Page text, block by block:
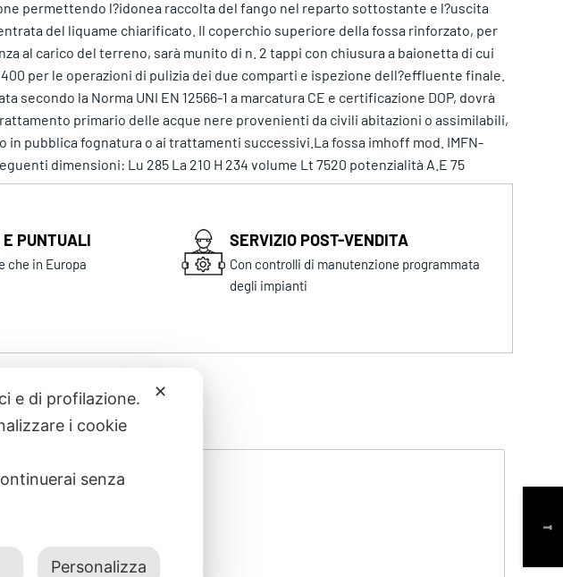
permettendo l?idonea raccolta del fango nel reparto sottostante e l?uscita
del liquame chiarificato. Il coperchio superiore della fossa rinforzato, per
al carico del terreno, sarà munito di n. 2 tappi con chiusura a baionetta di cui
per le operazioni di pulizia dei due comparti e ispezione dell?effluente finale.
secondo la Norma UNI EN 12566-1 a marcatura CE e certificazione DOP, dovrà
primario delle acque nere provenienti da civili abitazioni o assimilabili,
in pubblica fognatura o ai trattamenti successivi.La fossa imhoff mod. IMFN-
dimensioni: Lu 285 La 210 H 234 volume Lt 7520 potenzialità A.E 75
E PUNTUALI
che in Europa
SERVIZIO POST-VENDITA
Con controlli di manutenzione programmata
degli impianti
✕
e di profilazione.
i cookie
senza
Personalizza